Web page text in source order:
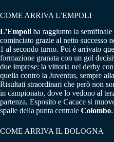
COME ARRIVA L’EMPOLI
L’Empoli ha raggiunto la
cominciato grazie al netto successo
1 al secondo turno. Poi è arrivato
formazione granata con un gol
due imprese: la vittoria nel derby
quella contro la Juventus, sempre
Risultati straordinari che però non
in campionato, dove lo vedono al
partenza, Esposito e Cacace si
spalle della punta centrale Colombo.
COME ARRIVA IL BOLOGNA